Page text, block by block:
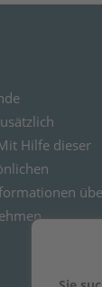
Hilfe dieser